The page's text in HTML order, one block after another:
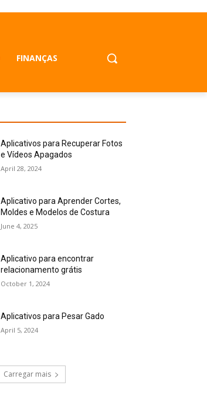
FINANÇAS
Aplicativos para Recuperar Fotos
e Vídeos Apagados
April 28, 2024
Aplicativo para Aprender Cortes,
Moldes e Modelos de Costura
June 4, 2025
Aplicativo para encontrar
relacionamento grátis
October 1, 2024
Aplicativos para Pesar Gado
April 5, 2024
Carregar mais